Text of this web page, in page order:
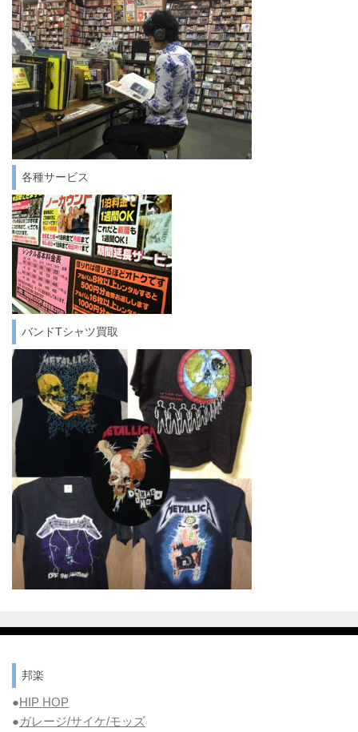
各種サービス
バンドTシャツ買取
邦楽
●HIP HOP
●ガレージ/サイケ/モッズ